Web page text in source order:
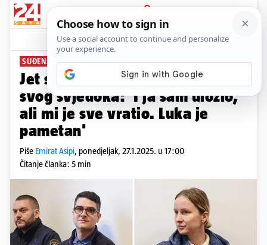
PRIJAVA
News Komentari
SUĐENJE MATAKOVIMA
Jet set prevaranti doveli su
svog svjedoka: 'I ja sam uložio,
ali mi je sve vratio. Luka je
pametan'
Piše Emirat Asipi, ponedjeljak, 27.1.2025. u 17:00
Čitanje članka: 5 min